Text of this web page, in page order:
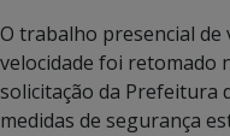
O trabalho presencial de
velocidade foi retomado
solicitação da Prefeitura
medidas de segurança